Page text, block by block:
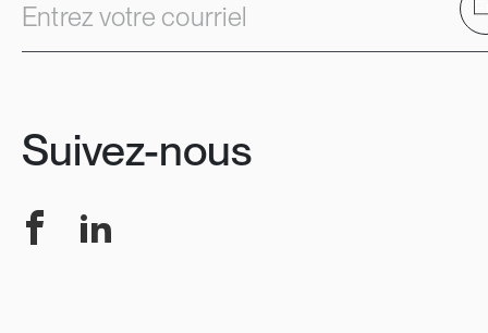
Entrez votre courriel
Suivez-nous
FacebookLinkedIn